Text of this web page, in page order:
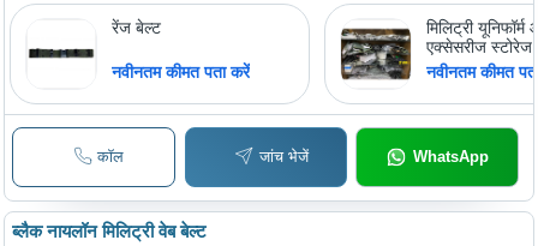
रेंज बेल्ट
नवीनतम कीमत पता करें
मिलिट्री यूनिफॉर्म
एक्सेसरीज स्टोरेज
नवीनतम कीमत
कॉल जांच भेजें WhatsApp
ब्लैक नायलॉन मिलिट्री वेब बेल्ट